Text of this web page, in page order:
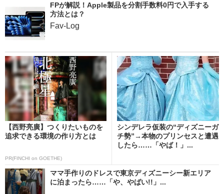
FPが解説！Apple製品を分割手数料0円で入手する
方法とは？
Fav-Log
【西野亮廣】つくりたいものを
追求できる環境の作り方とは
PR(FINCHI on GOETHE)
シンデレラ仮装の“ディズニーガ
チ勢”→本物のプリンセスと遭遇
したら……「やば！」...
ママ手作りのドレスで東京ディズニーシー新エリア
に泊まったら……「や、やばい!!」...